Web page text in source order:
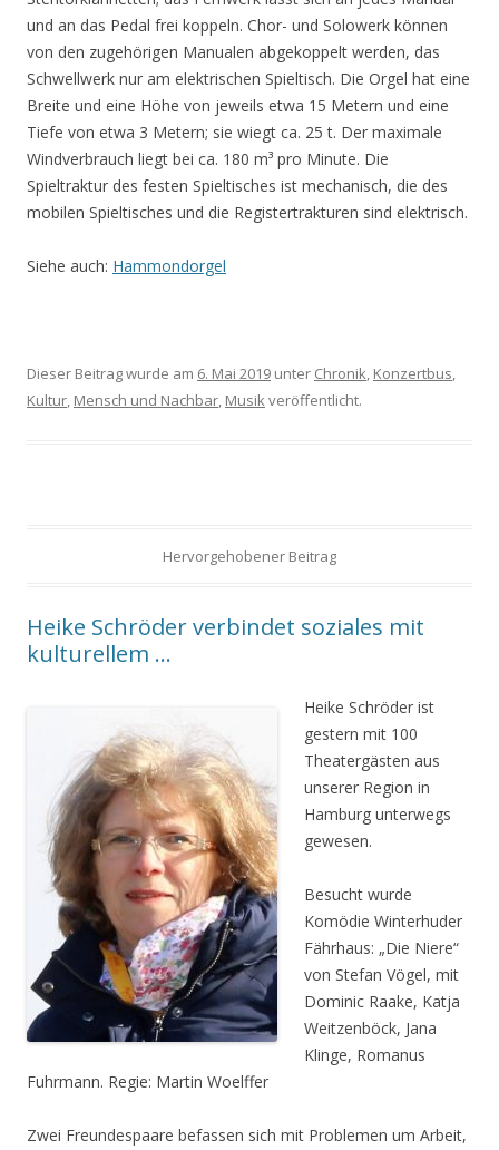
und an das Pedal frei koppeln. Chor- und Solowerk können
von den zugehörigen Manualen abgekoppelt werden, das
Schwellwerk nur am elektrischen Spieltisch. Die Orgel hat eine
Breite und eine Höhe von jeweils etwa 15 Metern und eine
Tiefe von etwa 3 Metern; sie wiegt ca. 25 t. Der maximale
Windverbrauch liegt bei ca. 180 m³ pro Minute. Die
Spieltraktur des festen Spieltisches ist mechanisch, die des
mobilen Spieltisches und die Registertrakturen sind elektrisch.
Siehe auch: Hammondorgel
Dieser Beitrag wurde am 6. Mai 2019 unter Chronik, Konzertbus,
Kultur, Mensch und Nachbar, Musikveröffentlicht.
Hervorgehobener Beitrag
Heike Schröder verbindet soziales mit
kulturellem …
Heike Schröder ist
gestern mit 100
Theatergästen aus
unserer Region in
Hamburg unterwegs
gewesen.
Besucht wurde
Komödie Winterhuder
Fährhaus: „Die Niere“
von Stefan Vögel, mit
Dominic Raake, Katja
Weitzenböck, Jana
Klinge, Romanus
Fuhrmann. Regie: Martin Woelffer
Zwei Freundespaare befassen sich mit Problemen um Arbeit,